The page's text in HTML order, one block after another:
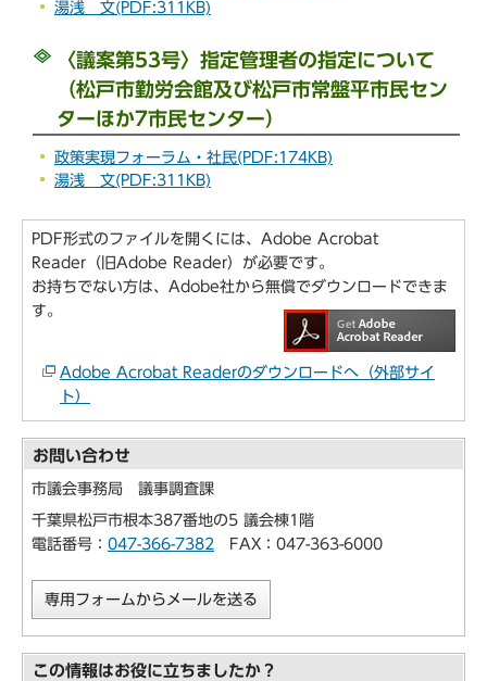
湯浅 文(PDF:311KB)
〈議案第53号〉指定管理者の指定について
（松戸市勤労会館及び松戸市常盤平市民セン
ターほか7市民センター）
政策実現フォーラム・社民(PDF:174KB)
湯浅 文(PDF:311KB)
PDF形式のファイルを開くには、Adobe Acrobat
Reader（旧Adobe Reader）が必要です。
お持ちでない方は、Adobe社から無償でダウンロードできま
す。
Adobe Acrobat Readerのダウンロードへ（外部サイ
ト）
お問い合わせ
市議会事務局 議事調査課
千葉県松戸市根本387番地の5 議会棟1階
電話番号： 047-366-7382 FAX：047-363-6000
専用フォームからメールを送る
この情報はお役に立ちましたか？